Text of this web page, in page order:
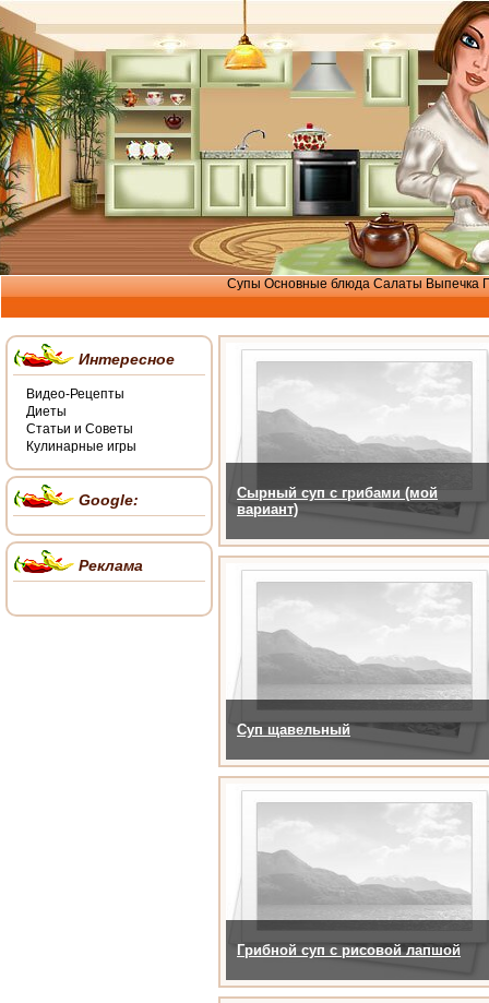
Супы Основные блюда Салаты Выпечка
Сырный суп с грибами (мой
вариант)
Суп щавельный
Грибной суп с рисовой лапшой
Интересное
Видео-Рецепты
Диеты
Статьи и Советы
Кулинарные игры
Google:
Реклама